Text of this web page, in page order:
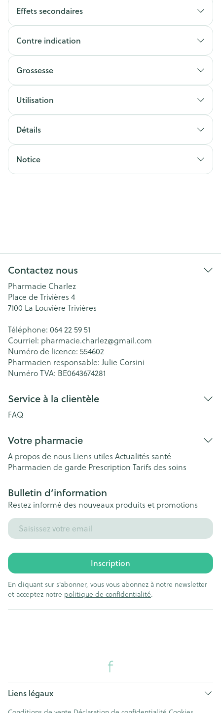
Effets secondaires
Contre indication
Grossesse
Utilisation
Détails
Notice
Contactez nous
Pharmacie Charlez
Place de Trivières 4
7100 La Louvière Trivières
Téléphone: 064 22 59 51
Courriel: pharmacie.charlez@gmail.com
Numéro de licence: 554602
Pharmacien responsable: Julie Corsini
Numéro TVA: BE0643674281
Service à la clientèle
FAQ
Votre pharmacie
A propos de nous Liens utiles Actualités santé
Pharmacien de garde Prescription Tarifs des soins
Bulletin d’information
Restez informé des nouveaux produits et promotions
Adresse mail
Inscription
En cliquant sur s'abonner, vous vous abonnez à notre newsletter
et acceptez notre politique de confidentialité.
Liens légaux